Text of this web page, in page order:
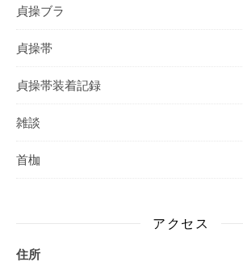
貞操ブラ
貞操帯
貞操帯装着記録
雑談
首枷
アクセス
住所